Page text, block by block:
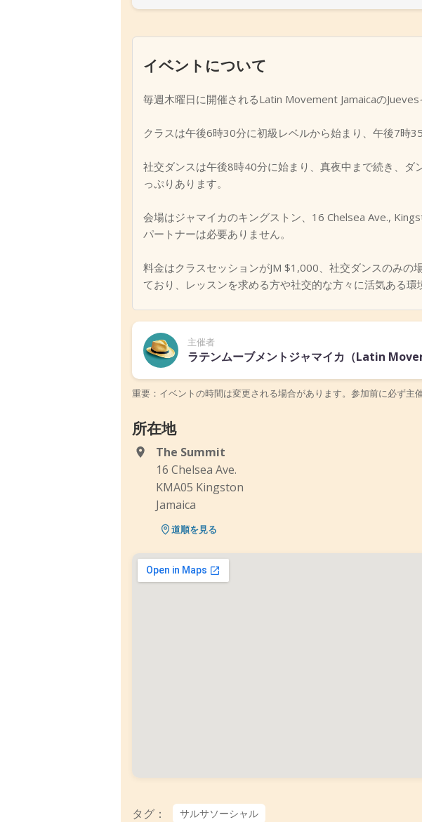
イベントについて
毎週木曜日に開催されるLatin Movement Jamaicaの
クラスは午後6時30分に初級レベルから始まり、午後7時
社交ダンスは午後8時40分に始まり、真夜中まで続き、
っぷりあります。
会場はジャマイカのキングストン、16 Chelsea Ave.,
パートナーは必要ありません。
料金はクラスセッションがJM $1,000、社交ダンスのみ
ており、レッスンを求める方や社交的な方々に活気ある環
主催者
ラテンムーブメントジャマイカ（Latin
重要：イベントの時間は変更される場合があります。参加前に必ず主
所在地
The Summit
16 Chelsea Ave.
KMA05 Kingston
Jamaica
道順を見る
タグ： サルサソーシャル